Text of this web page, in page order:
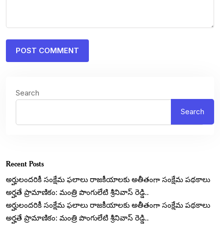
Search
Search
Recent Posts
అర్హులందరికీ సంక్షేమ ఫలాలు రాజకీయాలకు అతీతంగా సంక్షేమ పథకాలు
అర్హతే ప్రామాణికం: మంత్రి పొంగులేటి శ్రీనివాస్ రెడ్డి..
అర్హులందరికీ సంక్షేమ ఫలాలు రాజకీయాలకు అతీతంగా సంక్షేమ పథకాలు
అర్హతే ప్రామాణికం: మంత్రి పొంగులేటి శ్రీనివాస్ రెడ్డి..